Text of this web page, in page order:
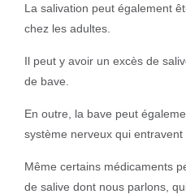
La salivation peut également
chez les adultes.
Il peut y avoir un excès de
de bave.
En outre, la bave peut
système nerveux qui entravent
Même certains médicaments
de salive dont nous parlons,